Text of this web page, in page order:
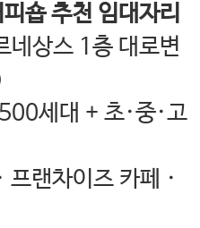
숍 추천 임대자리
네상스 1층 대로변
세대 + 초·중·고
프랜차이즈 카페 ·